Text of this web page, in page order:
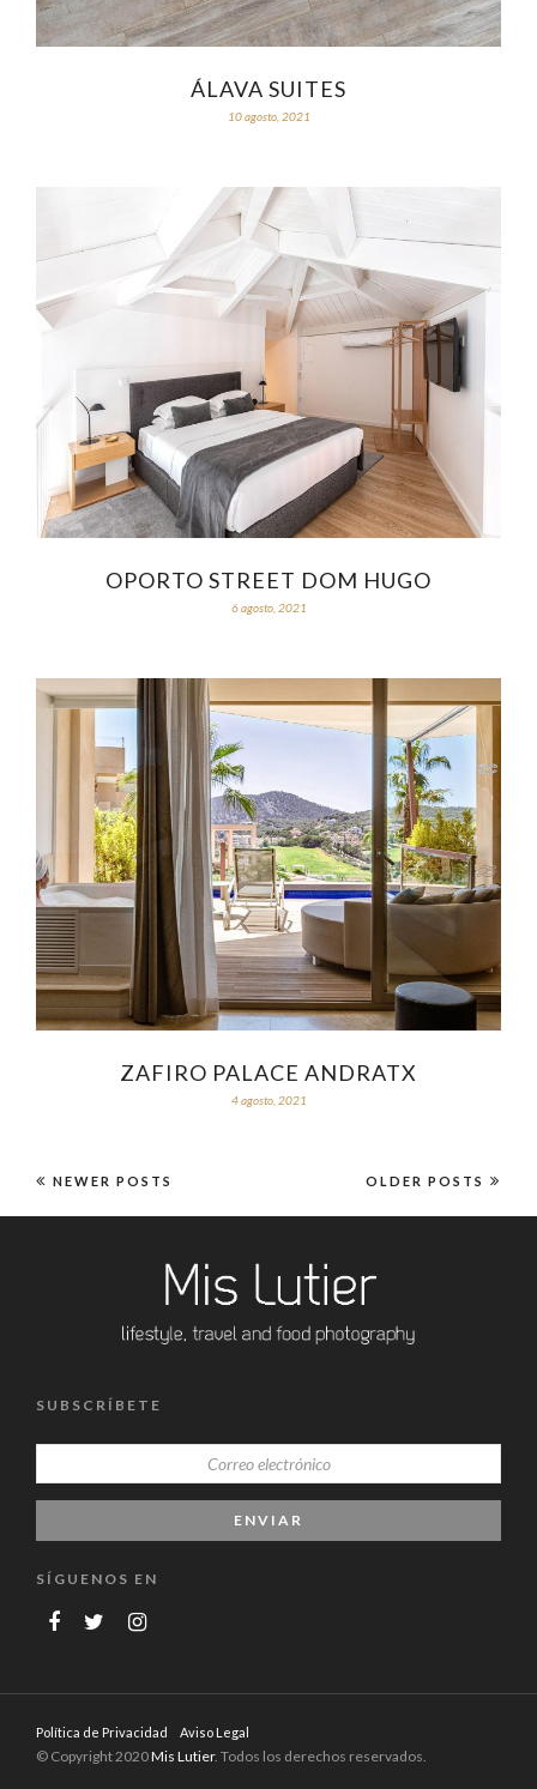
ÁLAVA SUITES
10 agosto, 2021
OPORTO STREET DOM HUGO
6 agosto, 2021
ZAFIRO PALACE ANDRATX
4 agosto, 2021
NEWER POSTS OLDER POSTS
SUBSCRÍBETE
SÍGUENOS EN
Política de Privacidad Aviso Legal
© Copyright 2020Mis Lutier. Todos los derechos reservados.